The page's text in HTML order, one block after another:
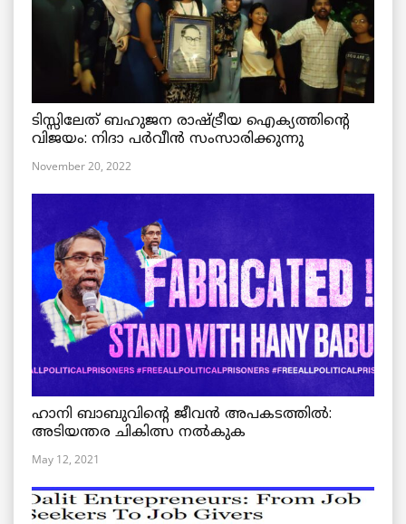
ടിസ്സിലേത് ബഹുജന രാഷ്ട്രീയ ഐക്യത്തിന്റെ
വിജയം: നിദാ പർവീൻ സംസാരിക്കുന്നു
November 20, 2022
ഹാനി ബാബുവിന്റെ ജീവൻ അപകടത്തിൽ:
അടിയന്തര ചികിത്സ നൽകുക
May 12, 2021